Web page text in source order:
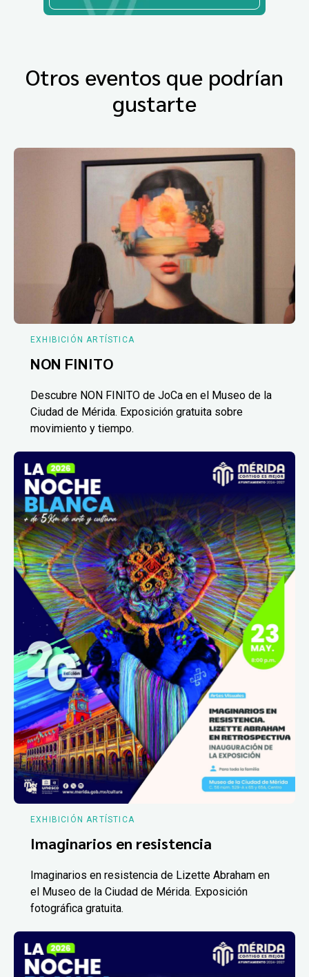
Otros eventos que podrían
gustarte
EXHIBICIÓN ARTÍSTICA
NON FINITO
Descubre NON FINITO de JoCa en el Museo de la
Ciudad de Mérida. Exposición gratuita sobre
movimiento y tiempo.
EXHIBICIÓN ARTÍSTICA
Imaginarios en resistencia
Imaginarios en resistencia de Lizette Abraham en
el Museo de la Ciudad de Mérida. Exposición
fotográfica gratuita.